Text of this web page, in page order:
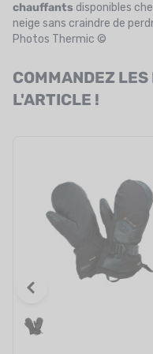
chauffants disponibles
neige sans craindre de
Photos Thermic ©
COMMANDEZ
L'ARTICLE !